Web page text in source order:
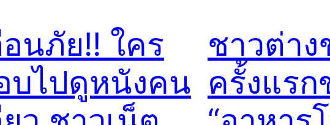
อนภัย!! ใคร
บไปดูหนังคน
ชาวต่าง
ครั้งแรก